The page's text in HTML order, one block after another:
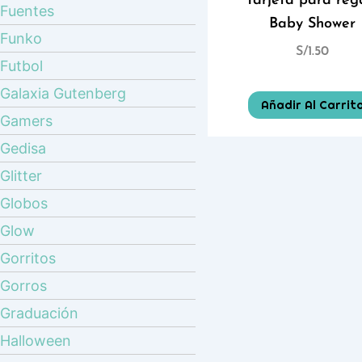
Fuentes
Funko
Futbol
Galaxia Gutenberg
Gamers
Gedisa
Glitter
Globos
Glow
Gorritos
Gorros
Graduación
Halloween
Baby Shower
S/1.50
Añadir Al